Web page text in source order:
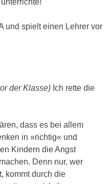
unterrichte!
und spielt einen Lehrer vor
der Klasse) Ich rette die
dass es bei allem
in »richtig« und
Kindern die Angst
Denn nur, wer
kommt durch die